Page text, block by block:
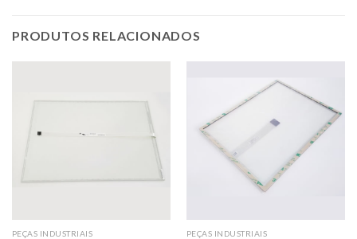
PRODUTOS RELACIONADOS
PEÇAS INDUSTRIAIS PEÇAS INDUSTRIAIS